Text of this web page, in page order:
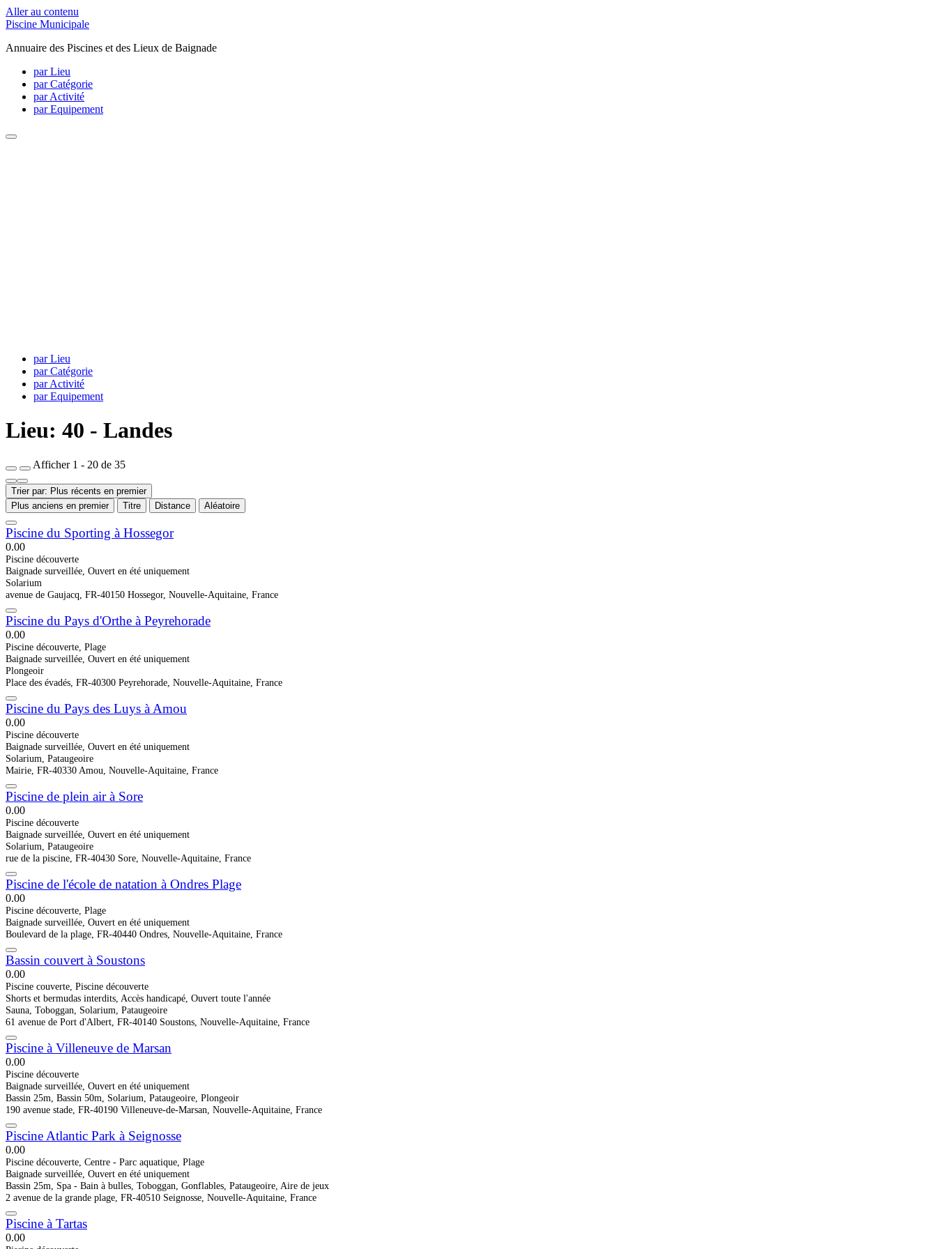
Aller au contenu
Piscine Municipale
Annuaire des Piscines et des Lieux de Baignade
par Lieu
par Catégorie
par Activité
par Equipement
par Lieu
par Catégorie
par Activité
par Equipement
Lieu: 40 - Landes
Afficher 1 - 20 de 35
Trier par: Plus récents en premier
Plus anciens en premier
Titre Distance Aléatoire
Piscine du Sporting à Hossegor
0.00
Piscine découverte
Baignade surveillée, Ouvert en été uniquement
Solarium
avenue de Gaujacq, FR-40150 Hossegor, Nouvelle-Aquitaine, France
Piscine du Pays d'Orthe à Peyrehorade
0.00
Piscine découverte, Plage
Baignade surveillée, Ouvert en été uniquement
Plongeoir
Place des évadés, FR-40300 Peyrehorade, Nouvelle-Aquitaine, France
Piscine du Pays des Luys à Amou
0.00
Piscine découverte
Baignade surveillée, Ouvert en été uniquement
Solarium, Pataugeoire
Mairie, FR-40330 Amou, Nouvelle-Aquitaine, France
Piscine de plein air à Sore
0.00
Piscine découverte
Baignade surveillée, Ouvert en été uniquement
Solarium, Pataugeoire
rue de la piscine, FR-40430 Sore, Nouvelle-Aquitaine, France
Piscine de l'école de natation à Ondres Plage
0.00
Piscine découverte, Plage
Baignade surveillée, Ouvert en été uniquement
Boulevard de la plage, FR-40440 Ondres, Nouvelle-Aquitaine, France
Bassin couvert à Soustons
0.00
Piscine couverte, Piscine découverte
Shorts et bermudas interdits, Accès handicapé, Ouvert toute l'année
Sauna, Toboggan, Solarium, Pataugeoire
61 avenue de Port d'Albert, FR-40140 Soustons, Nouvelle-Aquitaine, France
Piscine à Villeneuve de Marsan
0.00
Piscine découverte
Baignade surveillée, Ouvert en été uniquement
Bassin 25m, Bassin 50m, Solarium, Pataugeoire, Plongeoir
190 avenue stade, FR-40190 Villeneuve-de-Marsan, Nouvelle-Aquitaine, France
Piscine Atlantic Park à Seignosse
0.00
Piscine découverte, Centre - Parc aquatique, Plage
Baignade surveillée, Ouvert en été uniquement
Bassin 25m, Spa - Bain à bulles, Toboggan, Gonflables, Pataugeoire, Aire de jeux
2 avenue de la grande plage, FR-40510 Seignosse, Nouvelle-Aquitaine, France
Piscine à Tartas
0.00